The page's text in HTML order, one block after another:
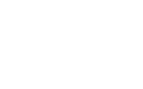
美味しいものがたくさんあり